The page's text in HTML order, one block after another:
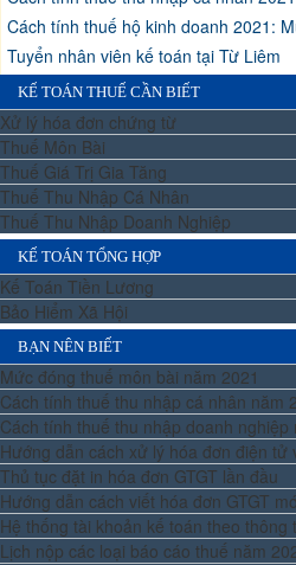
Cách tính thuế hộ kinh doanh 2021:
Tuyển nhân viên kế toán tại Từ Liêm
KẾ TOÁN THUẾ CẦN BIẾT
Xử lý hóa đơn chứng từ
Thuế Môn Bài
Thuế Giá Trị Gia Tăng
Thuế Thu Nhập Cá Nhân
Thuế Thu Nhập Doanh Nghiệp
KẾ TOÁN TỔNG HỢP
Kế Toán Tiền Lương
Bảo Hiểm Xã Hội
BẠN NÊN BIẾT
Mức đóng thuế môn bài năm 2021
Cách tính thuế thu nhập cá nhân năm
Cách tính thuế thu nhập doanh nghiệp
Hướng dẫn cách xử lý hóa đơn điện tử
Thủ tục đặt in hóa đơn GTGT lần đầu
Hướng dẫn cách viết hóa đơn GTGT
Hệ thống tài khoản kế toán theo thông
Lịch nộp các loại báo cáo thuế năm